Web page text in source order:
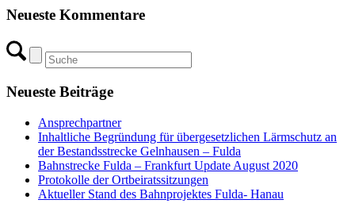
Neueste Kommentare
Neueste Beiträge
Ansprechpartner
Inhaltliche Begründung für übergesetzlichen Lärmschutz an
der Bestandsstrecke Gelnhausen – Fulda
Bahnstrecke Fulda – Frankfurt Update August 2020
Protokolle der Ortbeiratssitzungen
Aktueller Stand des Bahnprojektes Fulda- Hanau